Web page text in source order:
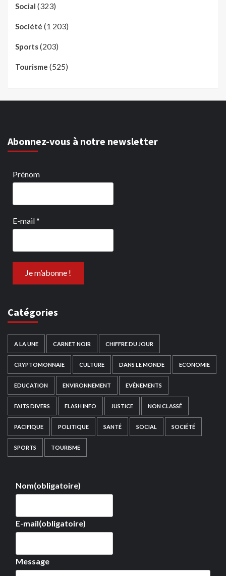
Social (323)
Société (1 203)
Sports(203)
Tourisme (525)
Abonnez-vous à notre newsletter
Prénom
E-mail*
Catégories
A LA UNE CARNET NOIR CHIFFRE DU JOUR
CRYPTOMONNAIE CULTURE DANS LE MONDE ECONOMIE
EDUCATION ENVIRONNEMENT EVÉNEMENTS
FAITS DIVERS FLASH INFO JUSTICE NON CLASSÉ
PACIFIQUE POLITIQUE SANTÉ SOCIAL SOCIÉTÉ
SPORTS TOURISME
Nom(obligatoire)
E-mail(obligatoire)
Message